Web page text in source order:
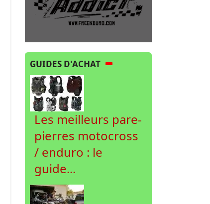
GUIDES D'ACHAT
Les meilleurs pare-
pierres motocross
/ enduro : le
guide...